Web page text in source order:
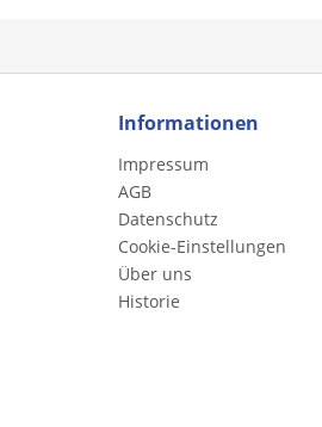
Informationen
Impressum
AGB
Datenschutz
Cookie-Einstellungen
Über uns
Historie